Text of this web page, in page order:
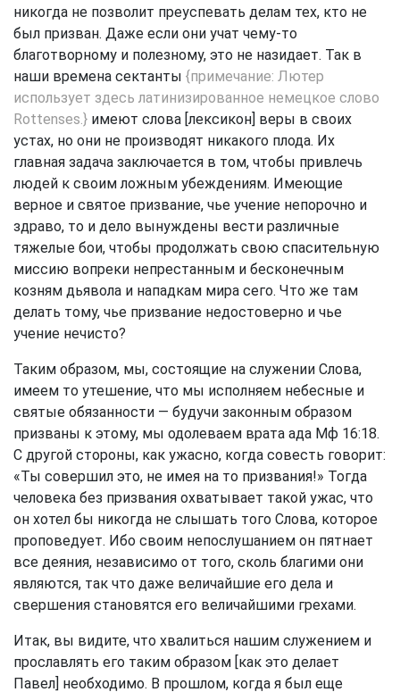
никогда не позволит преуспевать делам тех, кто не
был призван. Даже если они учат чему-то
благотворному и полезному, это не назидает. Так в
наши времена сектанты {примечание: Лютер
использует здесь латинизированное немецкое слово
Rottenses.} имеют слова [лексикон] веры в своих
устах, но они не производят никакого плода. Их
главная задача заключается в том, чтобы привлечь
людей к своим ложным убеждениям. Имеющие
верное и святое призвание, чье учение непорочно и
здраво, то и дело вынуждены вести различные
тяжелые бои, чтобы продолжать свою спасительную
миссию вопреки непрестанным и бесконечным
козням дьявола и нападкам мира сего. Что же там
делать тому, чье призвание недостоверно и чье
учение нечисто?
Таким образом, мы, состоящие на служении Слова,
имеем то утешение, что мы исполняем небесные и
святые обязанности — будучи законным образом
призваны к этому, мы одолеваем врата ада Мф 16:18.
С другой стороны, как ужасно, когда совесть говорит:
«Ты совершил это, не имея на то призвания!» Тогда
человека без призвания охватывает такой ужас, что
он хотел бы никогда не слышать того Слова, которое
проповедует. Ибо своим непослушанием он пятнает
все деяния, независимо от того, сколь благими они
являются, так что даже величайшие его дела и
свершения становятся его величайшими грехами.
Итак, вы видите, что хвалиться нашим служением и
прославлять его таким образом [как это делает
Павел] необходимо. В прошлом, когда я был еще